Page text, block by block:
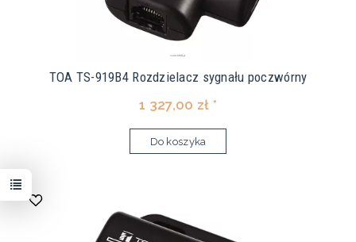
TOA TS-919B4 Rozdzielacz sygnału poczwórny
1 327,00 zł *
Do koszyka